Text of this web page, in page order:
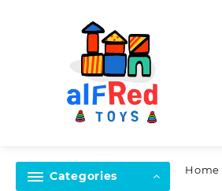
Categories Home